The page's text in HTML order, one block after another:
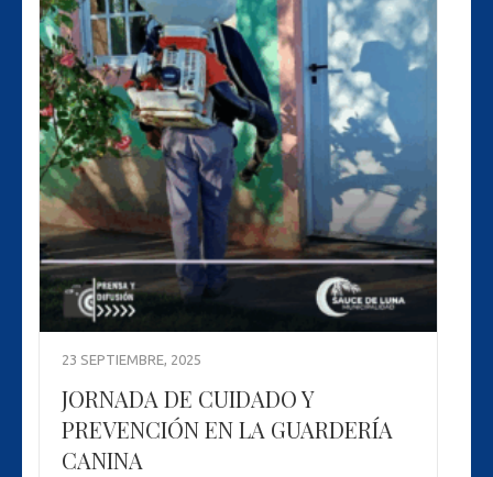
23 SEPTIEMBRE, 2025
JORNADA DE CUIDADO Y
PREVENCIÓN EN LA GUARDERÍA
CANINA